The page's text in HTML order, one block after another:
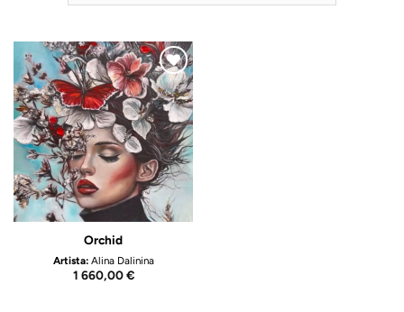
Adicionar
ao
Wishlist
Orchid
Artista: Alina Dalinina
1 660,00€